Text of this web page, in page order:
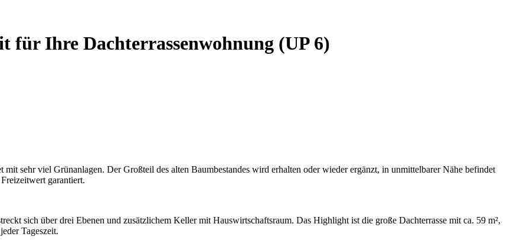
für Ihre Dachterrassenwohnung (UP 6)
sehr viel Grünanlagen. Der Großteil des alten Baumbestandes wird erhalten oder wieder ergänzt, in unmittelbarer Nähe befindet
garantiert.
sich über drei Ebenen und zusätzlichem Keller mit Hauswirtschaftsraum. Das Highlight ist die große Dachterrasse mit ca. 59 m²,
Tageszeit.